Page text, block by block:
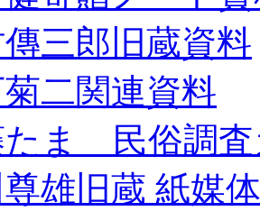
三郎旧蔵資料
二関連資料
たま 民俗調査
雄旧蔵 紙媒